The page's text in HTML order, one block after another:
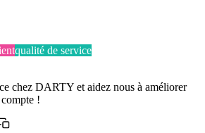
qualité de service
chez DARTY et aidez nous à améliorer
!